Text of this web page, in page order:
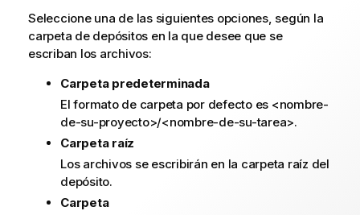
Seleccione una de las siguientes opciones, según la
carpeta de depósitos en la que desee que se
escriban los archivos:
Carpeta predeterminada
El formato de carpeta por defecto es <nombre-
de-su-proyecto>/<nombre-de-su-tarea>.
Carpeta raíz
Los archivos se escribirán en la carpeta raíz del
depósito.
Carpeta